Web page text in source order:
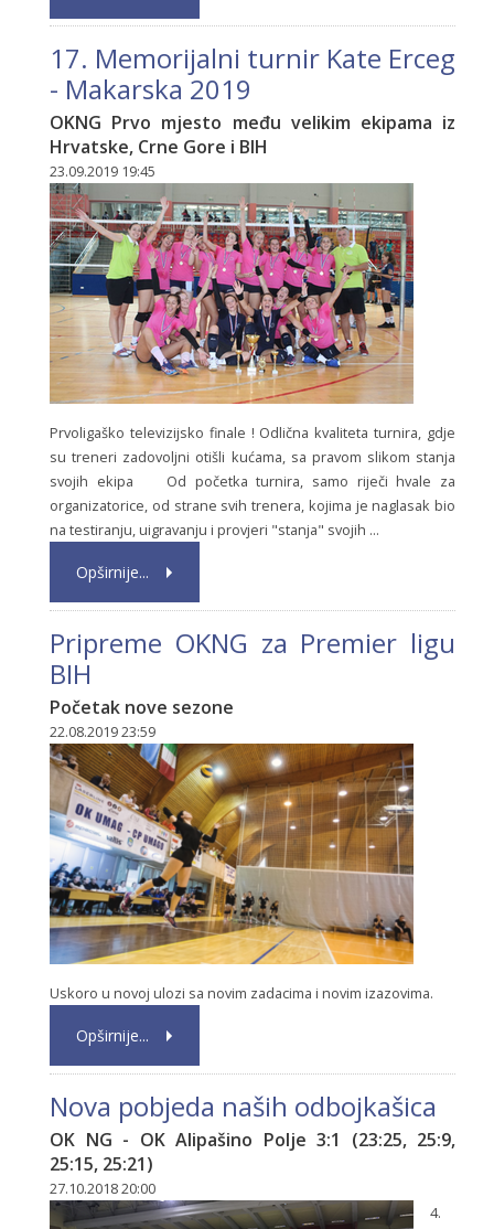
17. Memorijalni turnir Kate Erceg
- Makarska 2019
OKNG Prvo mjesto među velikim ekipama iz
Hrvatske, Crne Gore i BIH
23.09.2019 19:45
Prvoligaško televizijsko finale ! Odlična kvaliteta turnira, gdje
su treneri zadovoljni otišli kućama, sa pravom slikom stanja
svojih ekipa Od početka turnira, samo riječi hvale za
organizatorice, od strane svih trenera, kojima je naglasak bio
na testiranju, uigravanju i provjeri "stanja" svojih ...
Opširnije...
Pripreme OKNG za Premier ligu
BIH
Početak nove sezone
22.08.2019 23:59
Uskoro u novoj ulozi sa novim zadacima i novim izazovima.
Opširnije...
Nova pobjeda naših odbojkašica
OK NG - OK Alipašino Polje 3:1 (23:25, 25:9,
25:15, 25:21)
27.10.2018 20:00
4.